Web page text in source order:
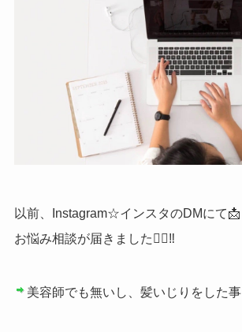
以前、Instagram☆インスタのDMにて📩
お悩み相談が届きました🙋‍♀️‼︎
美容師でも無いし、髪いじりをした